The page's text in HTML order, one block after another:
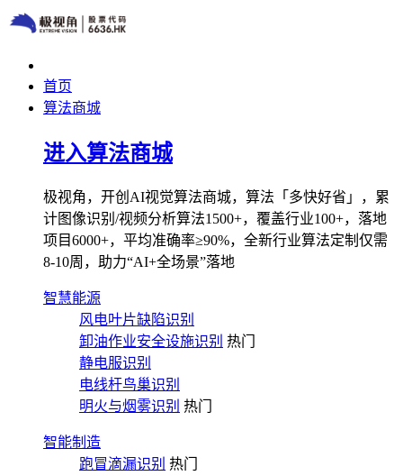
首页
算法商城
进入算法商城
极视角，开创AI视觉算法商城，算法「多快好省」，累
计图像识别/视频分析算法1500+，覆盖行业100+，落地
项目6000+，平均准确率≥90%，全新行业算法定制仅需
8-10周，助力“AI+全场景”落地
智慧能源
风电叶片缺陷识别
卸油作业安全设施识别 热门
静电服识别
电线杆鸟巢识别
明火与烟雾识别 热门
智能制造
跑冒滴漏识别 热门